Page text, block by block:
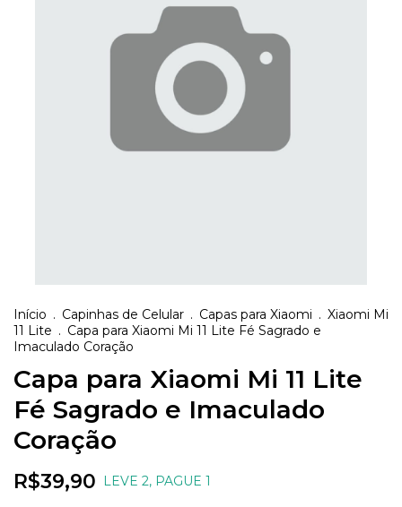
Início . Capinhas de Celular . Capas para Xiaomi . Xiaomi Mi
11 Lite . Capa para Xiaomi Mi 11 Lite Fé Sagrado e
Imaculado Coração
Capa para Xiaomi Mi 11 Lite
Fé Sagrado e Imaculado
Coração
R$39,90 LEVE 2, PAGUE 1